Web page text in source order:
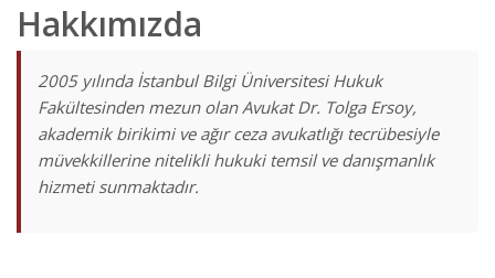
Hakkımızda
2005 yılında İstanbul Bilgi Üniversitesi Hukuk
Fakültesinden mezun olan Avukat Dr. Tolga Ersoy,
akademik birikimi ve ağır ceza avukatlığı tecrübesiyle
müvekkillerine nitelikli hukuki temsil ve danışmanlık
hizmeti sunmaktadır.